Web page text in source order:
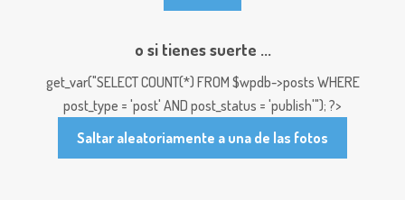
o si tienes suerte ...
get_var("SELECT COUNT(*) FROM $wpdb->posts WHERE
post_type = 'post' AND post_status = 'publish'"); ?>
Saltar aleatoriamente a una de las fotos